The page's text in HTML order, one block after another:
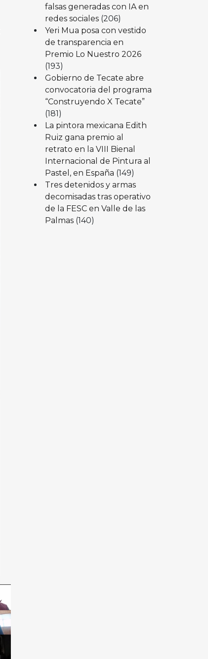
falsas generadas con IA en
redes sociales (206)
Yeri Mua posa con vestido
de transparencia en
Premio Lo Nuestro 2026
(193)
Gobierno de Tecate abre
convocatoria del programa
“Construyendo X Tecate”
(181)
La pintora mexicana Edith
Ruiz gana premio al
retrato en la VIII Bienal
Internacional de Pintura al
Pastel, en España (149)
Tres detenidos y armas
decomisadas tras operativo
de la FESC en Valle de las
Palmas (140)